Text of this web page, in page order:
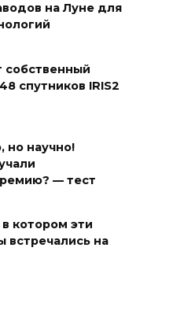
на Луне для
собственный
спутников IRIS2
но научно!
— тест
котором эти
встречались на